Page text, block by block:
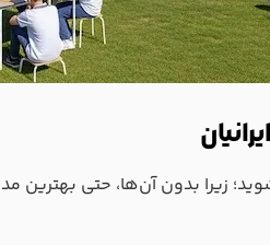
زیرا بدون آن‌ها، حتی بهترین